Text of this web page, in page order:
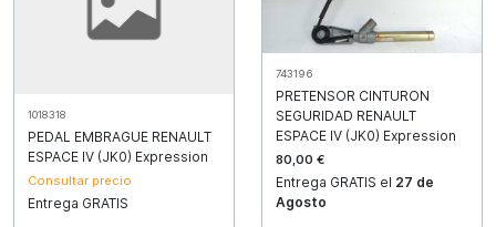
1018318
PEDAL EMBRAGUE RENAULT
ESPACE IV (JK0) Expression
Consultar precio
Entrega GRATIS
743196
PRETENSOR CINTURON
SEGURIDAD RENAULT
ESPACE IV (JK0) Expression
80,00 €
Entrega GRATIS el 27 de
Agosto